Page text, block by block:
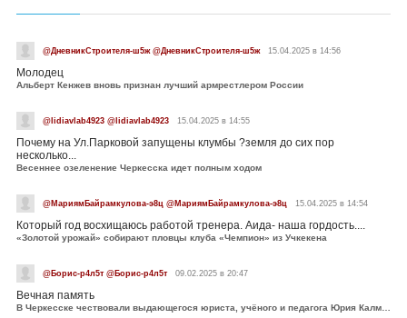
@ДневникСтроителя-ш5ж @ДневникСтроителя-ш5ж 15.04.2025 в 14:56
Молодец
Альберт Кенжев вновь признан лучший армрестлером России
@lidiavlab4923 @lidiavlab4923 15.04.2025 в 14:55
Почему на Ул.Парковой запущены клумбы ?земля до сих пор
несколько...
Весеннее озеленение Черкесска идет полным ходом
@МариямБайрамкулова-э8ц @МариямБайрамкулова-э8ц 15.04.2025 в 14:54
Который год восхищаюсь работой тренера. Аида- наша гордость....
«Золотой урожай» собирают пловцы клуба «Чемпион» из Учкекена
@Борис-р4л5т @Борис-р4л5т 09.02.2025 в 20:47
Вечная память
В Черкесске чествовали выдающегося юриста, учёного и педагога Юрия Калмыкова